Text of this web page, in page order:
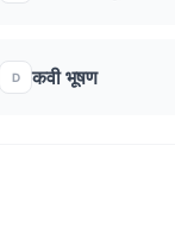
D कवी भूषण